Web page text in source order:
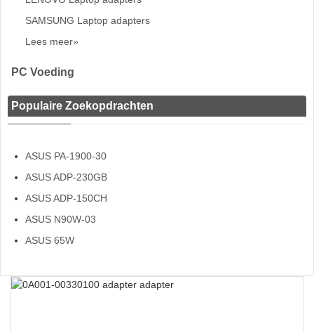
SAMSUNG Laptop adapters
Lees meer»
PC Voeding
Populaire Zoekopdrachten
ASUS PA-1900-30
ASUS ADP-230GB
ASUS ADP-150CH
ASUS N90W-03
ASUS 65W